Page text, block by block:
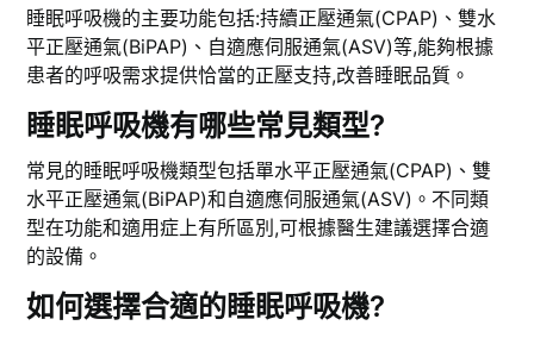
睡眠呼吸機的主要功能包括:持續正壓通氣(CPAP)、雙水
平正壓通氣(BiPAP)、自適應伺服通氣(ASV)等,能夠根據
患者的呼吸需求提供恰當的正壓支持,改善睡眠品質。
睡眠呼吸機有哪些常見類型?
常見的睡眠呼吸機類型包括單水平正壓通氣(CPAP)、雙
水平正壓通氣(BiPAP)和自適應伺服通氣(ASV)。不同類
型在功能和適用症上有所區別,可根據醫生建議選擇合適
的設備。
如何選擇合適的睡眠呼吸機?